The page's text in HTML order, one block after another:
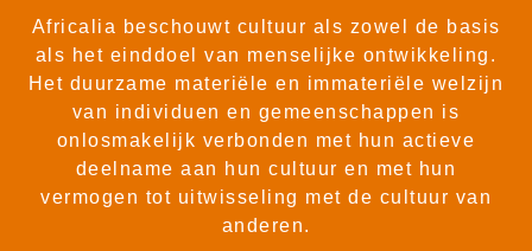
Africalia beschouwt cultuur als zowel de basis
als het einddoel van menselijke ontwikkeling.
Het duurzame materiële en immateriële welzijn
van individuen en gemeenschappen is
onlosmakelijk verbonden met hun actieve
deelname aan hun cultuur en met hun
vermogen tot uitwisseling met de cultuur van
anderen.